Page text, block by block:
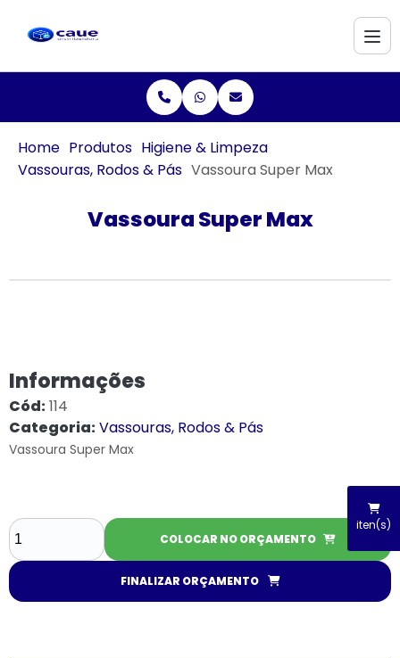
iten(s)
Home Produtos Higiene & Limpeza
Vassouras, Rodos & Pás Vassoura Super Max
Vassoura Super Max
Informações
Cód:114
Categoria:Vassouras, Rodos & Pás
Vassoura Super Max
COLOCAR NO ORÇAMENTO
FINALIZAR ORÇAMENTO